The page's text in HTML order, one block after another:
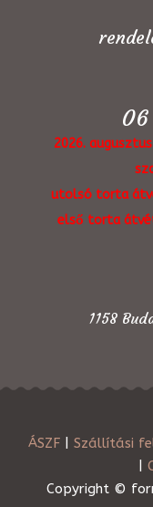
2026.
utolsó torta
első torta
1158
ÁSZF| Szállítási
Copyright ©